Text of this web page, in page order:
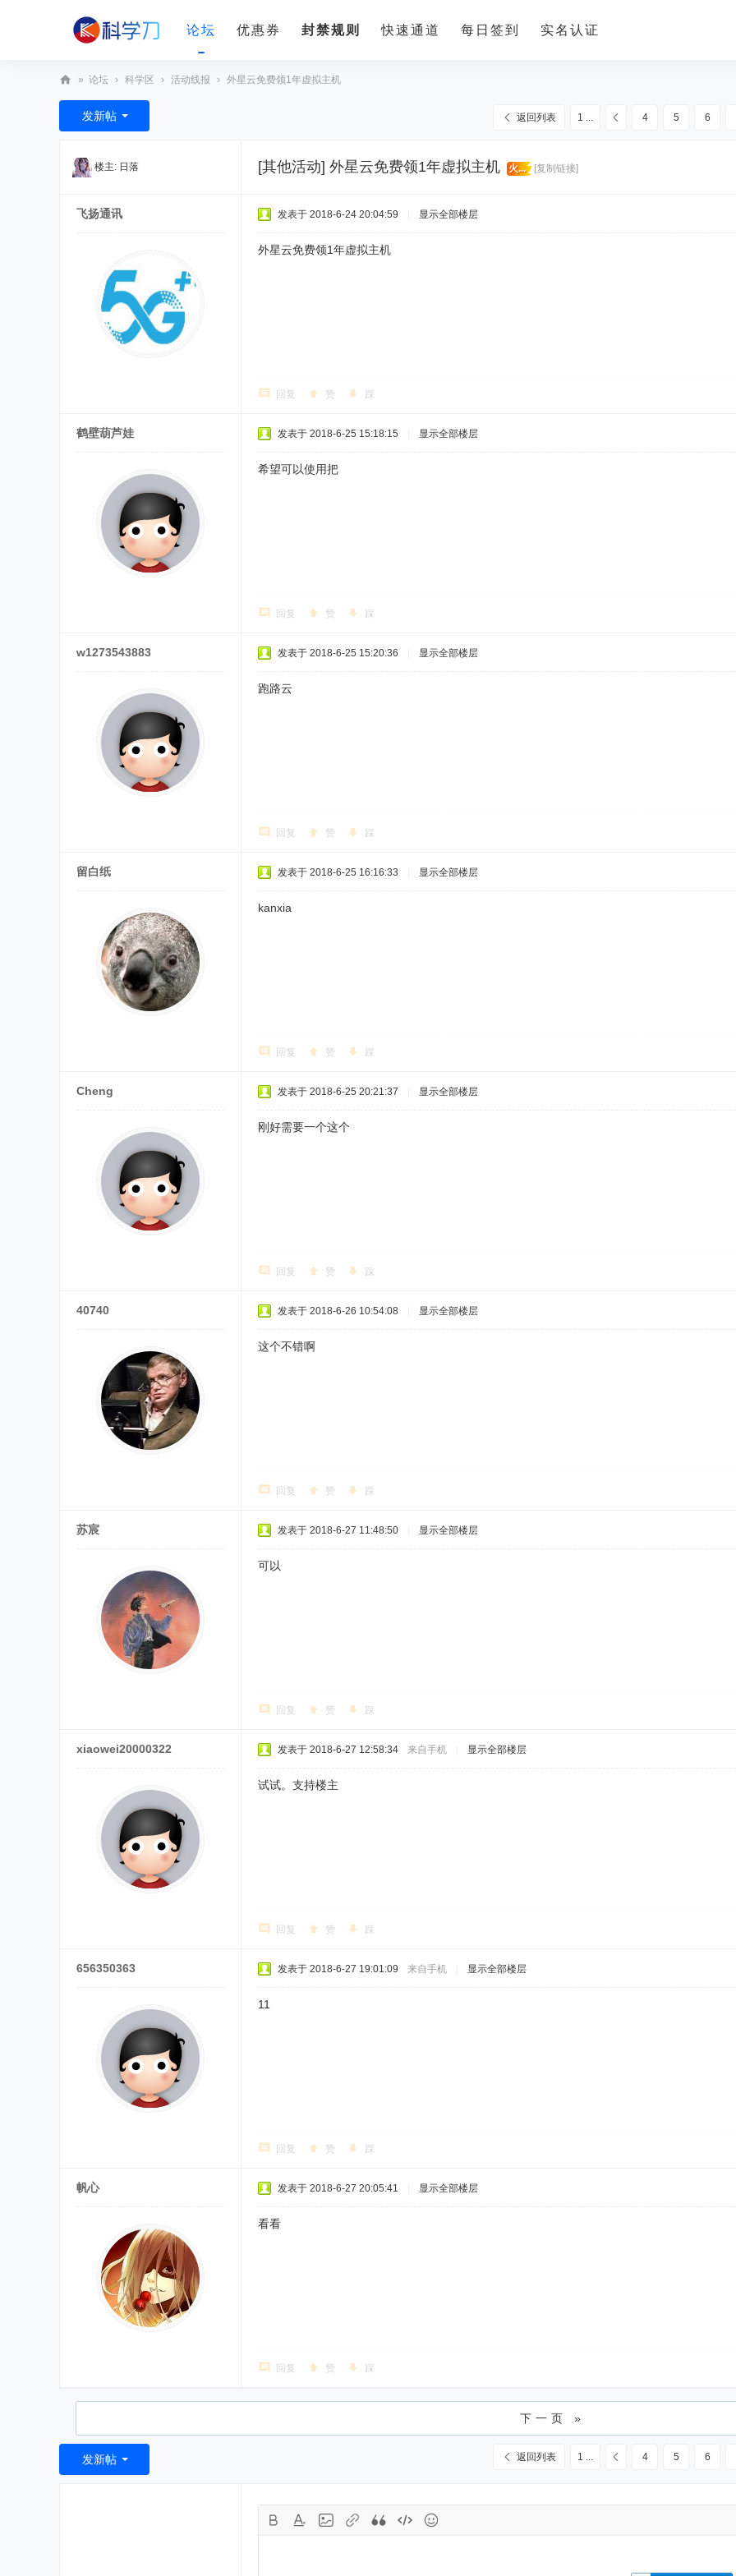
论坛 优惠券 封禁规则 快速通道 每日签到 实名认证
科
学
» 论坛 › 科学区 › 活动线报 › 外星云免费领1年虚拟主机
1 ... 4 5 6
返回列表
发新帖
楼主: 日落 [其他活动] 外星云免费领1年虚拟主机 火... [复制链接]
飞扬通讯 发表于 2018-6-24 20:04:59 显示全部楼层
外星云免费领1年虚拟主机
回复 赞 踩
鹤壁葫芦娃 发表于 2018-6-25 15:18:15 显示全部楼层
希望可以使用把
回复 赞 踩
w1273543883 发表于 2018-6-25 15:20:36 显示全部楼层
跑路云
回复 赞 踩
留白纸 发表于 2018-6-25 16:16:33 显示全部楼层
kanxia
回复 赞 踩
Cheng 发表于 2018-6-25 20:21:37 显示全部楼层
刚好需要一个这个
回复 赞 踩
40740 发表于 2018-6-26 10:54:08 显示全部楼层
这个不错啊
回复 赞 踩
苏宸 发表于 2018-6-27 11:48:50 显示全部楼层
可以
回复 赞 踩
xiaowei20000322 发表于 2018-6-27 12:58:34 来自手机 显示全部楼层
试试。支持楼主
回复 赞 踩
656350363 发表于 2018-6-27 19:01:09 来自手机 显示全部楼层
11
回复 赞 踩
帆心 发表于 2018-6-27 20:05:41 显示全部楼层
看看
回复 赞 踩
下一页 »
1 ... 4 5 6
返回列表
发新帖